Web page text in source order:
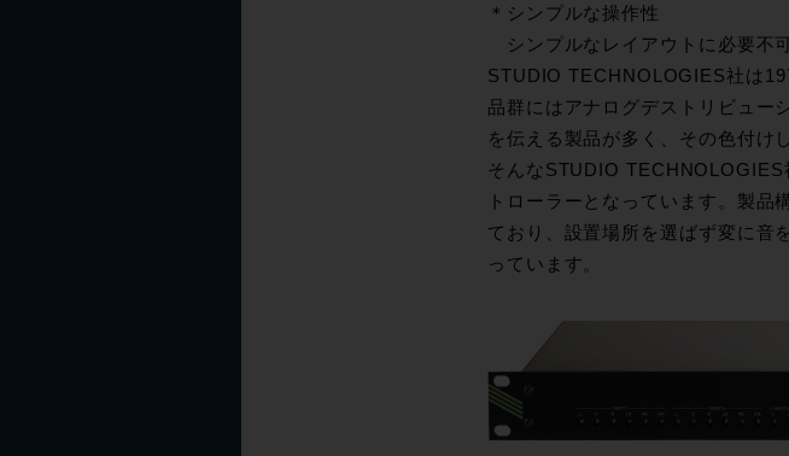
＊シンプルな操作性
シンプルなレイアウトに必要不
STUDIO TECHNOLOGIES社は
品群にはアナログデストリビュー
を伝える製品が多く、その色付け
そんなSTUDIO TECHNOLOGIES
トローラーとなっています。製
ており、設置場所を選ばず変に音
っています。